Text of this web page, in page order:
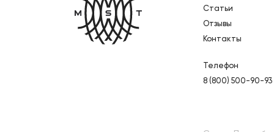
Статьи
Отзывы
Контакты
Телефон
8 (800) 500-90-93